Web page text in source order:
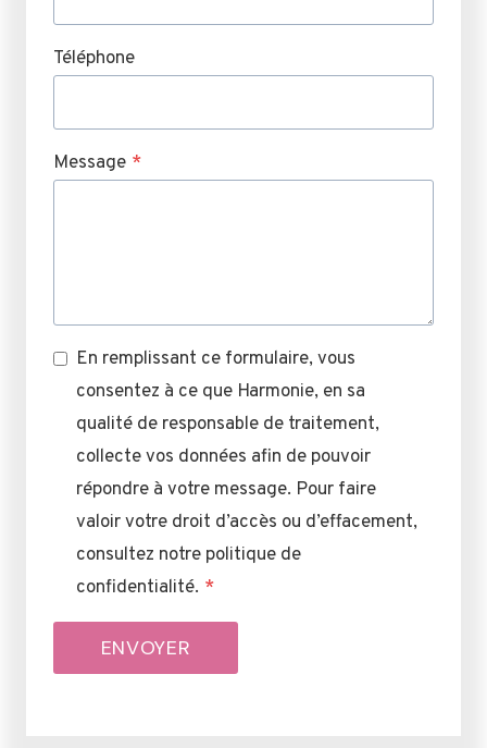
Téléphone
Message *
En remplissant ce formulaire, vous
consentez à ce que Harmonie, en sa
qualité de responsable de traitement,
collecte vos données afin de pouvoir
répondre à votre message. Pour faire
valoir votre droit d’accès ou d’effacement,
consultez notre politique de
confidentialité. *
ENVOYER